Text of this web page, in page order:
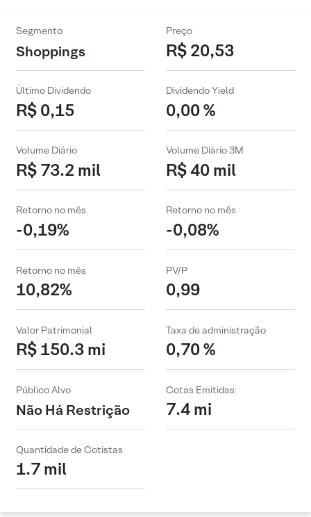
Segmento
Shoppings
Preço
R$ 20,53
Último Dividendo
R$ 0,15
Dividendo Yield
0,00 %
Volume Diário
R$ 73.2 mil
Volume Diário 3M
R$ 40 mil
Retorno no mês
-0,19%
Retorno no mês
-0,08%
Retorno no mês
10,82%
PV/P
0,99
Valor Patrimonial
R$ 150.3 mi
Taxa de administração
0,70 %
Público Alvo
Não Há Restrição
Cotas Emitidas
7.4 mi
Quantidade de Cotistas
1.7 mil